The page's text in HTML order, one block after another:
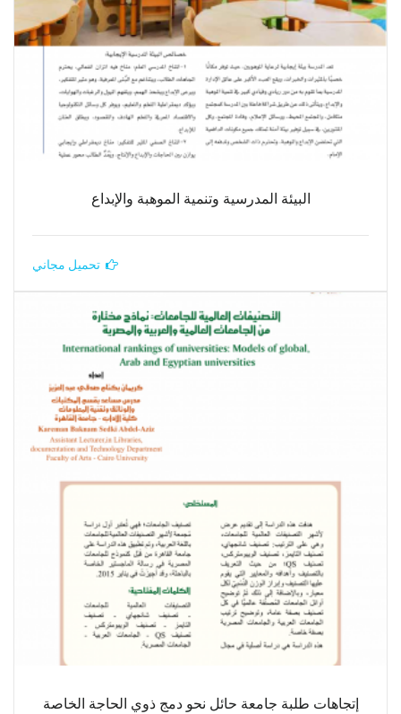
البيئة المدرسية وتنمية الموهبة والإبداع
تحميل مجاني
إتجاهات طلبة جامعة حائل نحو دمج ذوي الحاجة الخاصة